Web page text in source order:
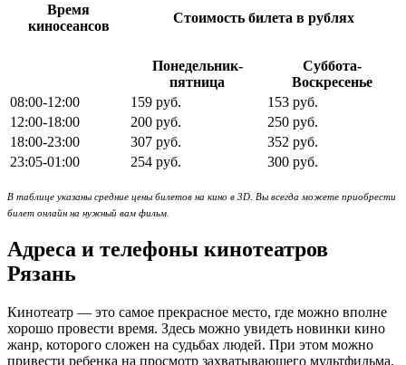
Время
киносеансов
Стоимость билета в рублях
Понедельник-
пятница
Суббота-
Воскресенье
08:00-12:00
159 руб.
153 руб.
12:00-18:00
200 руб.
250 руб.
18:00-23:00
307 руб.
352 руб.
23:05-01:00
254 руб. 300 руб.
В таблице указаны средние цены билетов на кино в 3D. Вы всегда можете приобрести
билет онлайн на нужный вам фильм.
Адреса и телефоны кинотеатров
Рязань
Кинотеатр — это самое прекрасное место, где можно вполне
хорошо провести время. Здесь можно увидеть новинки кино
жанр, которого сложен на судьбах людей. При этом можно
привести ребенка на просмотр захватывающего мультфильма.